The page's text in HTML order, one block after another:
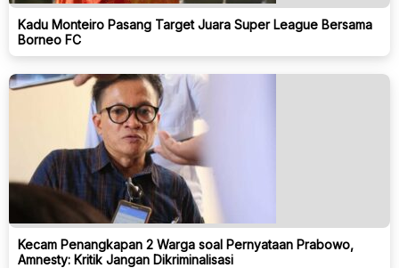
Kadu Monteiro Pasang Target Juara Super League Bersama
Borneo FC
Kecam Penangkapan 2 Warga soal Pernyataan Prabowo,
Amnesty: Kritik Jangan Dikriminalisasi